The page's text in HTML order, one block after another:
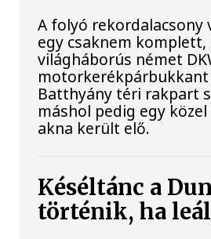
A folyó rekordalacsony
egy csaknem komplett,
világháborús német
motorkerékpárbukkant
Batthyány téri rakpart
máshol pedig egy
akna került elő.
Késéltánc a
történik, ha